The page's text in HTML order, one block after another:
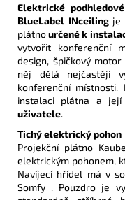
Elektrické
BlueLabel INceiling je
plátnourčené k
vytvořit konferenční
design, špičkový
něj dělá nejčastěji
konferenční místnosti.
instalaci plátna a
uživatele.
Tichý elektrický pohon
Projekční plátno
elektrickým pohonem,
Navíjecí hřídel má v
Somfy . Pouzdro je